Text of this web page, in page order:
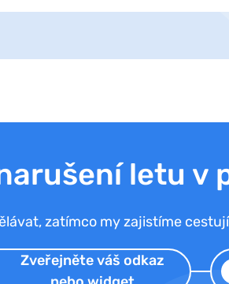
letu v
zatímco my zajistíme
Zveřejněte vášodkaz